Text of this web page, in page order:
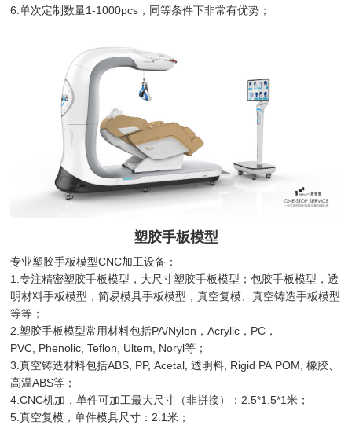
6.单次定制数量1-1000pcs，同等条件下非常有优势；
塑胶手板模型
专业塑胶手板模型CNC加工设备：
1.专注精密塑胶手板模型，大尺寸塑胶手板模型；包胶手板模型，透
明材料手板模型，简易模具手板模型，真空复模、真空铸造手板模型
等等；
2.塑胶手板模型常用材料包括PA/Nylon，Acrylic，PC，
PVC, Phenolic, Teflon, Ultem, Noryl等；
3.真空铸造材料包括ABS, PP, Acetal, 透明料, Rigid PA POM, 橡胶、
高温ABS等；
4.CNC机加，单件可加工最大尺寸（非拼接）：2.5*1.5*1米；
5.真空复模，单件模具尺寸：2.1米；